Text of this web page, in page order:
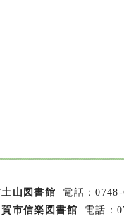
山図書館 電話：
賀市信楽図書館 電話：